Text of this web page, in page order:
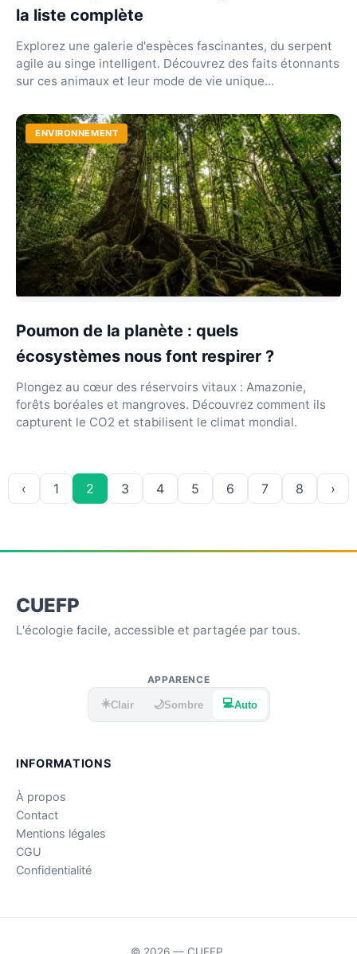
la liste complète
Explorez une galerie d'espèces fascinantes, du serpent
agile au singe intelligent. Découvrez des faits étonnants
sur ces animaux et leur mode de vie unique...
ENVIRONNEMENT
Poumon de la planète : quels
écosystèmes nous font respirer ?
Plongez au cœur des réservoirs vitaux : Amazonie,
forêts boréales et mangroves. Découvrez comment ils
capturent le CO2 et stabilisent le climat mondial.
‹ 1 2 3 4 5 6 7 8 ›
CUEFP
L'écologie facile, accessible et partagée par tous.
APPARENCE
☀️Clair 🌙Sombre 💻Auto
INFORMATIONS
À propos
Contact
Mentions légales
CGU
Confidentialité